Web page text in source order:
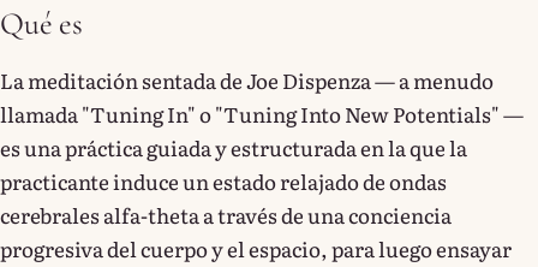
Qué es
La meditación sentada de Joe Dispenza — a menudo
llamada "Tuning In" o "Tuning Into New Potentials" —
es una práctica guiada y estructurada en la que la
practicante induce un estado relajado de ondas
cerebrales alfa-theta a través de una conciencia
progresiva del cuerpo y el espacio, para luego ensayar